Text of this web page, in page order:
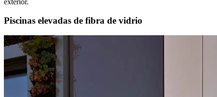
exterior.
Piscinas elevadas de fibra de vidrio